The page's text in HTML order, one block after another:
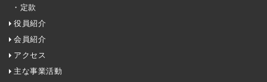
・定款
役員紹介
会員紹介
アクセス
主な事業活動